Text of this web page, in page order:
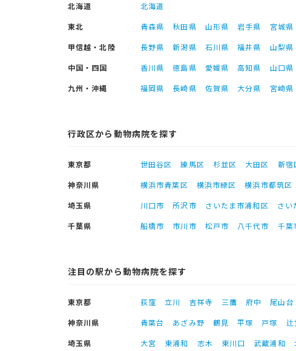
北海道
北海道
東北
青森県 秋田県 山形県 岩手県 宮城県
甲信越・北陸
長野県 新潟県 石川県 福井県 山梨県
中国・四国
香川県 徳島県 愛媛県 高知県 山口県
九州・沖縄
福岡県 長崎県 佐賀県 大分県 宮崎県
行政区から動物病院を探す
東京都 世田谷区 練馬区 杉並区 大田区 新宿
神奈川県
横浜市青葉区 横浜市緑区 横浜市都筑区
埼玉県
川口市 所沢市 さいたま市浦和区 さい
千葉県
船橋市 市川市 松戸市 八千代市 千葉
注目の駅から動物病院を探す
東京都 荻窪 立川 吉祥寺 三鷹 府中 尾山台
神奈川県
青葉台 あざみ野 鶴見 平塚 戸塚 辻
埼玉県
大宮 東浦和 志木 東川口 武蔵浦和